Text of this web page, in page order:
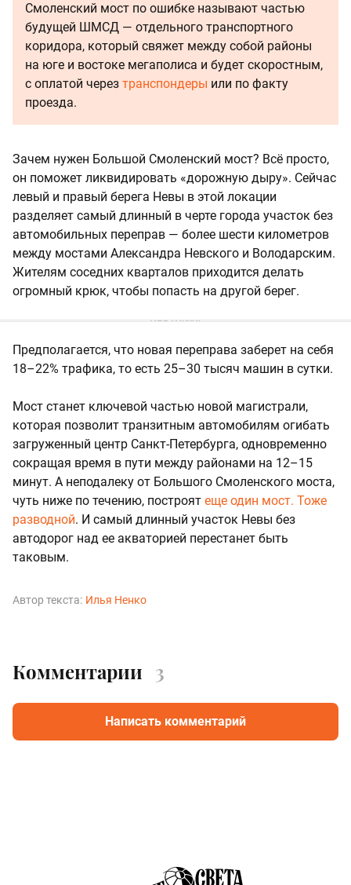
Смоленский мост по ошибке называют частью
будущей ШМСД — отдельного транспортного
коридора, который свяжет между собой районы
на юге и востоке мегаполиса и будет скоростным,
с оплатой через транспондеры или по факту
проезда.
Зачем нужен Большой Смоленский мост? Всё просто,
он поможет ликвидировать «дорожную дыру». Сейчас
левый и правый берега Невы в этой локации
разделяет самый длинный в черте города участок без
автомобильных переправ — более шести километров
между мостами Александра Невского и Володарским.
Жителям соседних кварталов приходится делать
огромный крюк, чтобы попасть на другой берег.
Предполагается, что новая переправа заберет на себя
18–22% трафика, то есть 25–30 тысяч машин в сутки.
Мост станет ключевой частью новой магистрали,
которая позволит транзитным автомобилям огибать
загруженный центр Санкт-Петербурга, одновременно
сокращая время в пути между районами на 12–15
минут. А неподалеку от Большого Смоленского моста,
чуть ниже по течению, построят еще один мост. Тоже
разводной. И самый длинный участок Невы без
автодорог над ее акваторией перестанет быть
таковым.
Автор текста: Илья Ненко
Комментарии 3
Написать комментарий